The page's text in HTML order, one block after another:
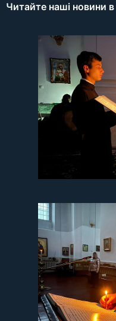
Читайте наші новини в